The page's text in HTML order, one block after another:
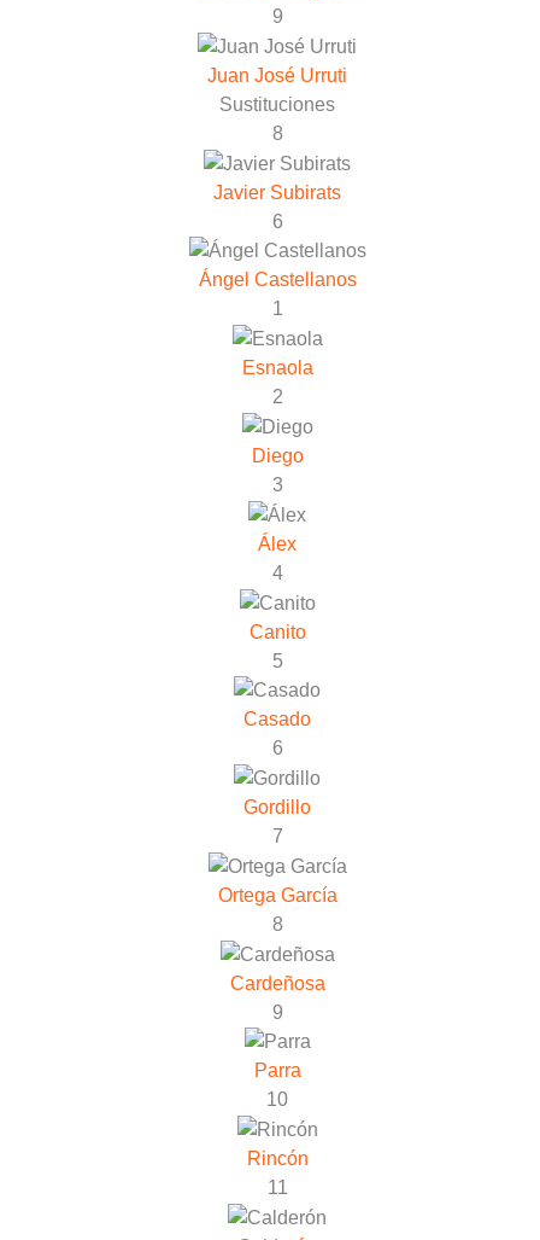
9
Juan José Urruti
Sustituciones
8
Javier Subirats
6
Ángel Castellanos
1
Esnaola
2
Diego
3
Álex
4
Canito
5
Casado
6
Gordillo
7
Ortega García
8
Cardeñosa
9
Parra
10
Rincón
11